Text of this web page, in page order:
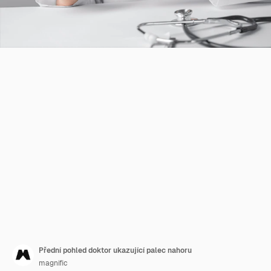
Přední pohled doktor ukazující palec nahoru
magnific